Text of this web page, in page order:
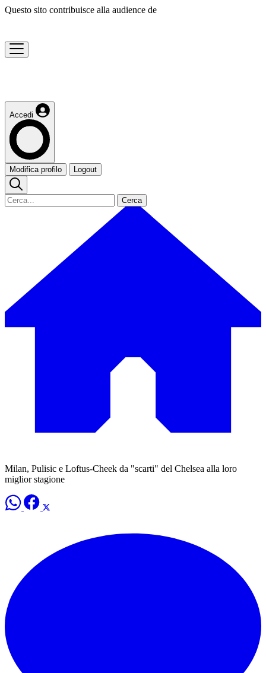
Questo sito contribuisce alla audience de
Accedi
Modifica profilo Logout
Cerca
Milan, Pulisic e Loftus-Cheek da "scarti" del Chelsea alla loro
miglior stagione